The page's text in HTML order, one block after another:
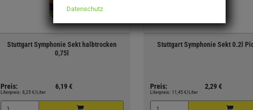
Stuttgart Symphonie Sekt halbtrocken
0,75l
Preis: 6,19 €
Literpreis: 8,25 €/Liter
Stuttgart Symphonie Sekt 0.2l
Preis: 2,29 €
Literpreis: 11,45 €/Liter
Datenschutz